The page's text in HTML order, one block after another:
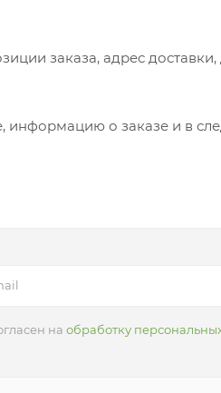
заказа, адрес
информацию о заказе и в
на обработку